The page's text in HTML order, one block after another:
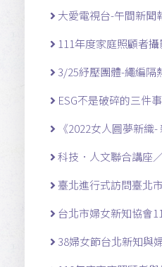
大愛電視台-午間新聞
111年度家庭照顧者
3/25紓壓團體-繩編隔
ESG不是破碎的三件
《2022女人圓夢新織-
科技．人文聯合講座
臺北進行式訪問臺北
台北市婦女新知協會
38婦女節台北新知與